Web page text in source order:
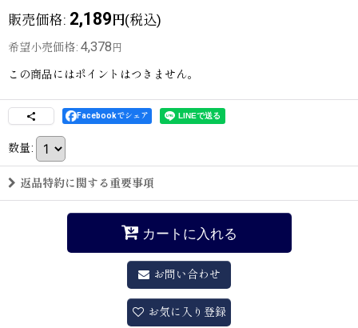
販売価格: 2,189円(税込)
希望小売価格: 4,378 円
この商品にはポイントはつきません。
Facebookでシェア
数量:
返品特約に関する重要事項
カートに入れる
お問い合わせ
お気に入り登録